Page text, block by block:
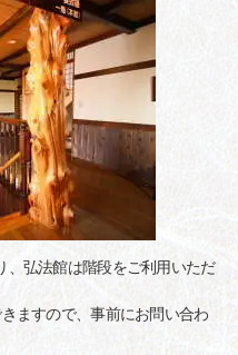
、弘法館は階段をご利用いただ
ますので、事前にお問い合わ